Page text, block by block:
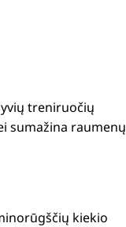
treniruočių
sumažina raumenų
kiekio